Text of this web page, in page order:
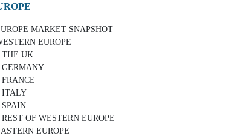
MARKET SNAPSHOT
EUROPE
THE UK
GERMANY
ITALY
SPAIN
OF WESTERN EUROPE
EUROPE